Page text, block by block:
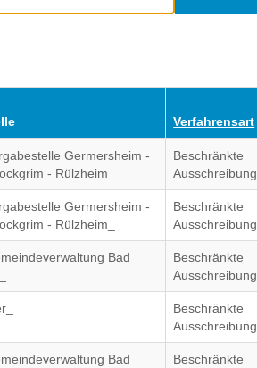
Verfahrensart
Germersheim -
- Rülzheim_
Beschränkte
Ausschreibung
Germersheim -
- Rülzheim_
Beschränkte
Ausschreibung
Bad
Beschränkte
Ausschreibung
Beschränkte
Ausschreibung
Bad
Beschränkte